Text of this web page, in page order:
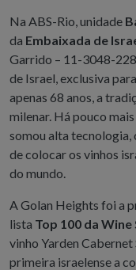
Na ABS-Rio, unidade
da Embaixada de
Garrido – 11-3048-
de Israel , exclusiva
apenas 68 anos, a
milenar. Há pouco
somou alta tecnologia,
de colocar os vinhos
do mundo.
A Golan Heights foi a
lista Top 100 da
vinho Yarden
primeira israelense a